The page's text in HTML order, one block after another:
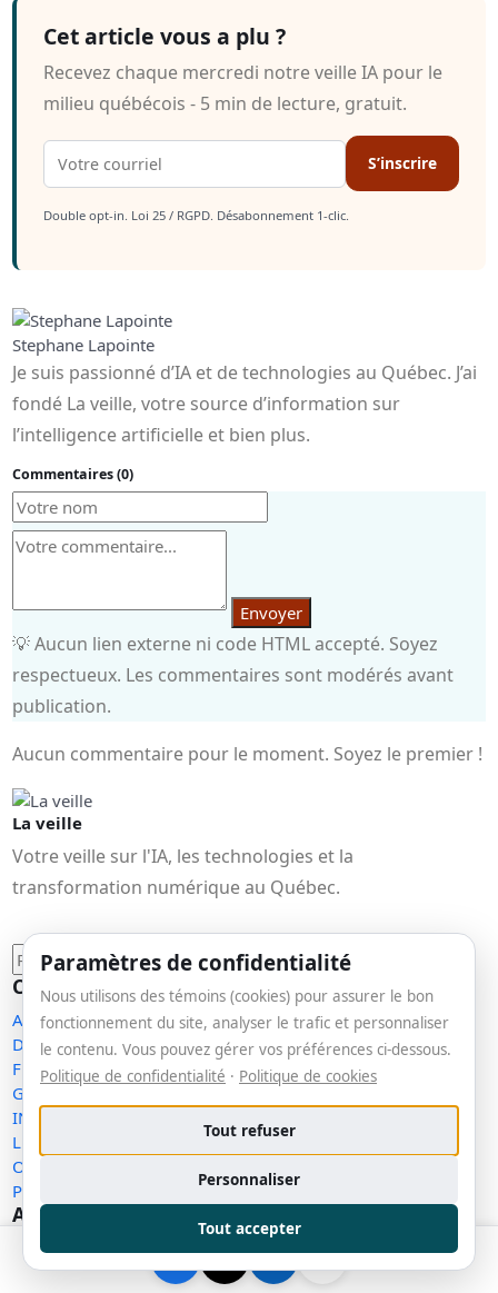
Cet article vous a plu ?
Recevez chaque mercredi notre veille IA pour le
milieu québécois - 5 min de lecture, gratuit.
S’inscrire
Double opt-in. Loi 25 / RGPD. Désabonnement 1-clic.
Stephane Lapointe
Je suis passionné d’IA et de technologies au Québec. J’ai
fondé La veille, votre source d’information sur
l’intelligence artificielle et bien plus.
Commentaires (0)
Envoyer
💡 Aucun lien externe ni code HTML accepté. Soyez
respectueux. Les commentaires sont modérés avant
publication.
Aucun commentaire pour le moment. Soyez le premier !
La veille
Votre veille sur l'IA, les technologies et la
transformation numérique au Québec.
Catégories
ACTUALITÉS TECHNO (23)
Divers(2)
FRÉQUENCE NUMÉRIQUE (PODCAST) (8)
GUIDES & TUTORIELS
INTELLIGENCE ARTIFICIELLE
LE CONCENTRÉ
OUTILS & RESSOURCES
PÉDAGOGIE NUMÉRIQUE(1)
Articles récents
Paramètres de confidentialité
Nous utilisons des témoins (cookies) pour assurer le bon
fonctionnement du site, analyser le trafic et personnaliser
le contenu. Vous pouvez gérer vos préférences ci-dessous.
Politique de confidentialité · Politique de cookies
Tout refuser
Personnaliser
Tout accepter